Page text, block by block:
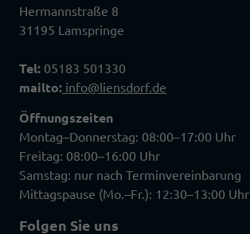
Hermannstraße 8
31195 Lamspringe
Tel: 05183 501330
mailto: info@liensdorf.de
Öffnungszeiten
Montag–Donnerstag: 08:00–17:00 Uhr
Freitag: 08:00–16:00 Uhr
Samstag: nur nach Terminvereinbarung
Mittagspause (Mo.–Fr.): 12:30–13:00 Uhr
Folgen Sie uns